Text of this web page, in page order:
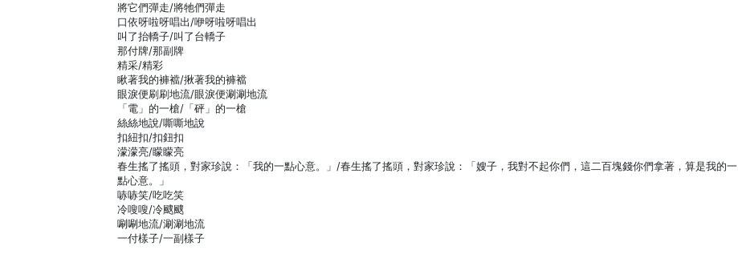
將它們彈走/將牠們彈走
口依呀啦呀唱出/咿呀啦呀唱出
叫了抬轎子/叫了台轎子
那付牌/那副牌
精采/精彩
瞅著我的褲襠/揪著我的褲襠
眼淚便刷刷地流/眼淚便涮涮地流
「電」的一槍/「砰」的一槍
絲絲地說/嘶嘶地說
扣紐扣/扣鈕扣
濛濛亮/矇矇亮
春生搖了搖頭，對家珍說：「我的一點心意。」/春生搖了搖頭，對家珍說：「嫂子，我對不起你們，這二百塊錢你們拿著，算是我的一
點心意。」
哧哧笑/吃吃笑
冷嗖嗖/冷颼颼
唰唰地流/涮涮地流
一付樣子/一副樣子